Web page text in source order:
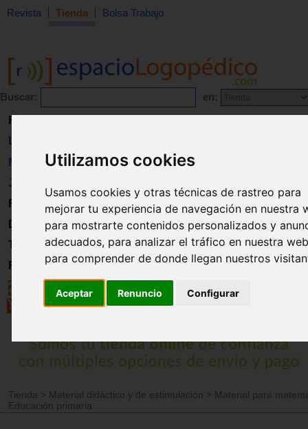
Utilizamos cookies
Usamos cookies y otras técnicas de rastreo para
mejorar tu experiencia de navegación en nuestra
para mostrarte contenidos personalizados y
adecuados, para analizar el tráfico en nuestra
para comprender de donde llegan nuestros
Aceptar Renuncio Configurar
Revista Tienda Bolsa Trabajo
Buscar: en:
Revista
Libros
Material
Juguetes
Formación
Directorio
Trabajo
Registro
Tienda > Material didáctico y de estimulación > Material para
Educación primaria